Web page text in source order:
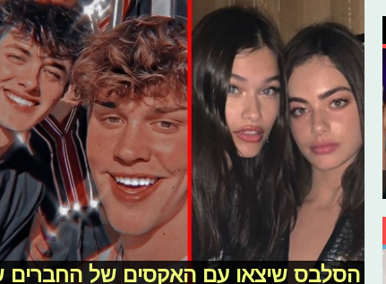
הסלבס שיצאו עם האקסים של החברים